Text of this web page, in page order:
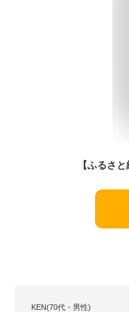
KEN(70代・男性)